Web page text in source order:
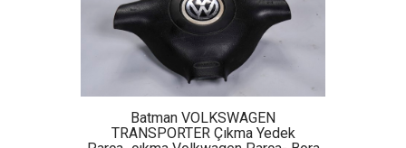
Batman VOLKSWAGEN
TRANSPORTER Çıkma Yedek